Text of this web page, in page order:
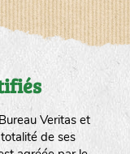
Veritas et
de ses